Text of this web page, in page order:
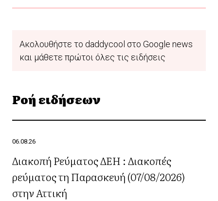
Ακολουθήστε το daddycool στο Google news
και μάθετε πρώτοι όλες τις ειδήσεις
Ροή ειδήσεων
06.08.26
Διακοπή Ρεύματος ΔΕΗ : Διακοπές
ρεύματος τη Παρασκευή (07/08/2026)
στην Αττική